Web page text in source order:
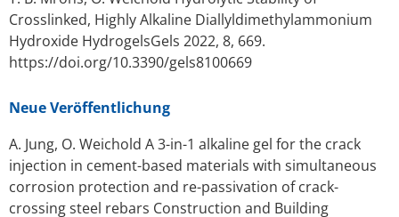
Crosslinked, Highly Alkaline Diallyldimethylammonium
Hydroxide HydrogelsGels 2022, 8, 669.
https://doi.org/10.3390/gels8100669
Neue Veröffentlichung
A. Jung, O. Weichold A 3-in-1 alkaline gel for the crack
injection in cement-based materials with simultaneous
corrosion protection and re-passivation of crack-
crossing steel rebars Construction and Building